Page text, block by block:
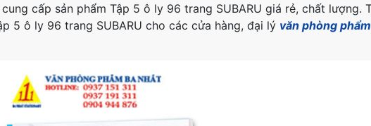
cấp sản phẩm Tập 5 ô ly 96 trang SUBARU giá rẻ, chất lượng.
5 ô ly 96 trang SUBARU cho các cửa hàng, đại lý văn phòng phẩm